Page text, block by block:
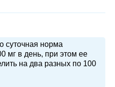
суточная норма
мг в день, при этом ее
на два разных по 100